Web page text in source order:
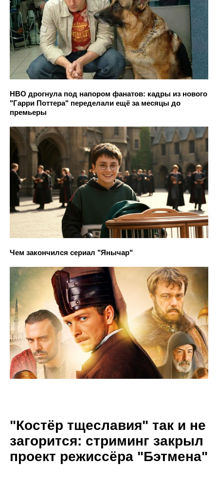
HBO дрогнула под напором фанатов: кадры из нового
"Гарри Поттера" переделали ещё за месяцы до
премьеры
Чем закончился сериал "Янычар"
"Костёр тщеславия" так и не
загорится: стриминг закрыл
проект режиссёра "Бэтмена"